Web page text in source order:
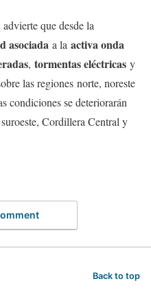
advierte que desde la
asociada a la activa onda
, tormentas eléctricas y
las regiones norte, noreste
condiciones se deteriorarán
Cordillera Central y
Back to top